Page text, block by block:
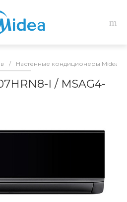
/ Настенные кондиционеры Midea
I / MSAG4-